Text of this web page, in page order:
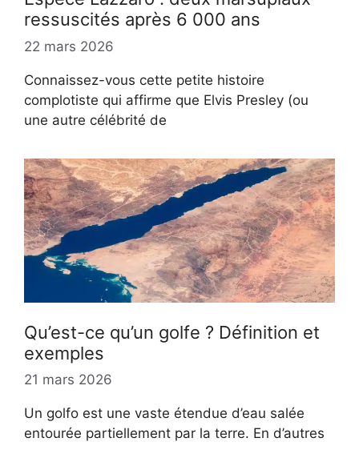
ressuscités après 6 000 ans
22 mars 2026
Connaissez-vous cette petite histoire
complotiste qui affirme que Elvis Presley (ou
une autre célébrité de
Qu’est-ce qu’un golfe ? Définition et
exemples
21 mars 2026
Un golfo est une vaste étendue d’eau salée
entourée partiellement par la terre. En d’autres